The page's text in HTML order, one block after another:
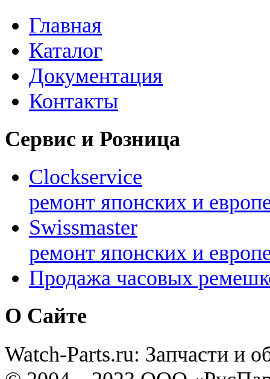
Главная
Каталог
Документация
Контакты
Сервис и Розница
Clockservice
ремонт японских и
Swissmaster
ремонт японских и
Продажа часовых
О Сайте
Watch-Parts.ru: Запчасти и